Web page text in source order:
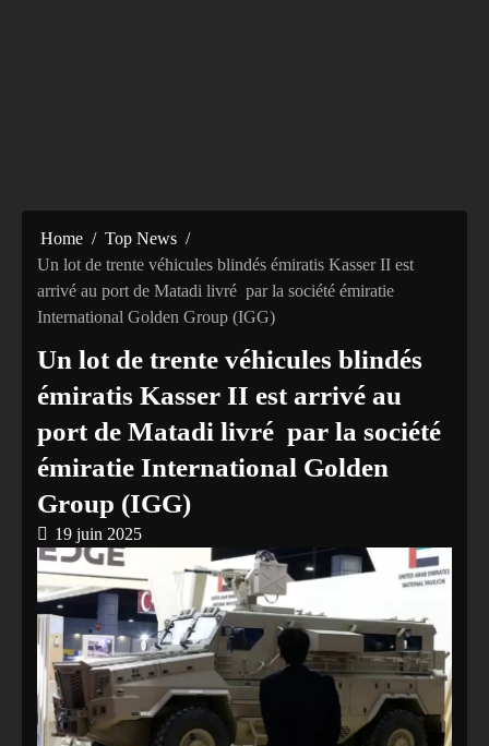
Home
Top News
Un lot de trente véhicules blindés émiratis Kasser II est
arrivé au port de Matadi livré par la société émiratie
International Golden Group (IGG)
Un lot de trente véhicules blindés
émiratis Kasser II est arrivé au
port de Matadi livré par la société
émiratie International Golden
Group (IGG)
19 juin 2025